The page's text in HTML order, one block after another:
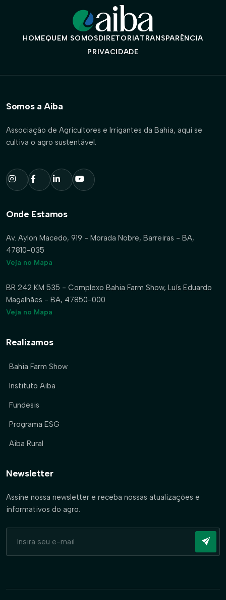
HOMEQUEM SOMOSDIRETORIATRANSPARÊNCIA
PRIVACIDADE
Somos a Aiba
Associação de Agricultores e Irrigantes da Bahia, aqui se
cultiva o agro sustentável.
Onde Estamos
Av. Aylon Macedo, 919 - Morada Nobre, Barreiras - BA,
47810-035
Veja no Mapa
BR 242 KM 535 - Complexo Bahia Farm Show, Luís Eduardo
Magalhães - BA, 47850-000
Veja no Mapa
Realizamos
Bahia Farm Show
Instituto Aiba
Fundesis
Programa ESG
Aiba Rural
Newsletter
Assine nossa newsletter e receba nossas atualizações e
informativos do agro.